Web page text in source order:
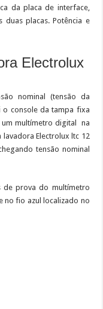
da placa de interface,
duas placas. Potência e
Electrolux
nominal (tensão da
o console da tampa fixa
um multímetro digital na
lavadora Electrolux ltc 12
tensão nominal
de prova do multímetro
no fio azul localizado no